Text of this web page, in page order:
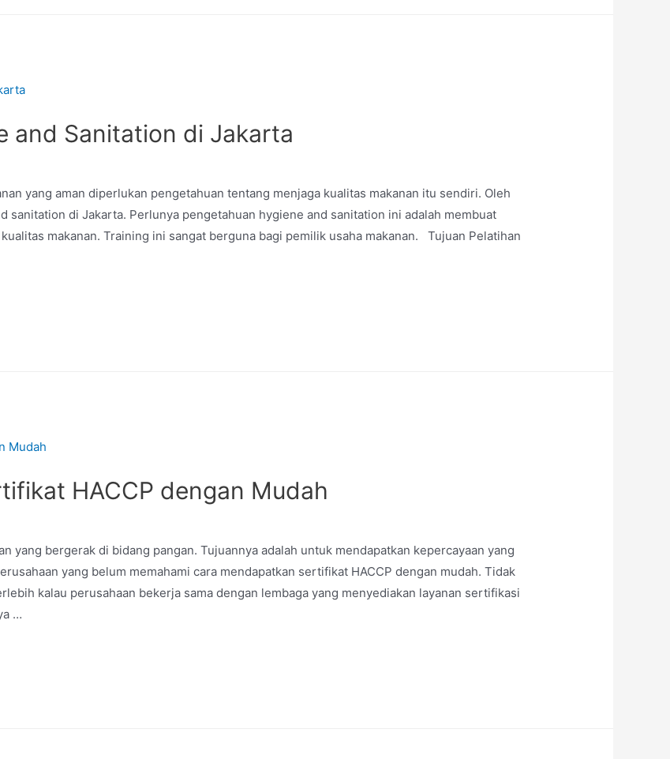
and Sanitation di Jakarta
yang aman diperlukan pengetahuan tentang menjaga kualitas makanan itu sendiri. Oleh
sanitation di Jakarta. Perlunya pengetahuan hygiene and sanitation ini adalah membuat
makanan. Training ini sangat berguna bagi pemilik usaha makanan. Tujuan Pelatihan
HACCP dengan Mudah
yang bergerak di bidang pangan. Tujuannya adalah untuk mendapatkan kepercayaan yang
yang belum memahami cara mendapatkan sertifikat HACCP dengan mudah. Tidak
kalau perusahaan bekerja sama dengan lembaga yang menyediakan layanan sertifikasi
…